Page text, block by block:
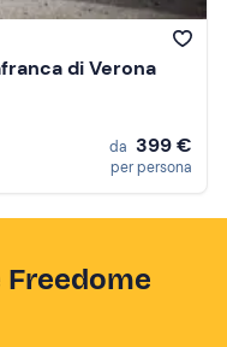
di Verona
da 399 €
per persona